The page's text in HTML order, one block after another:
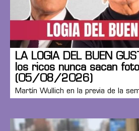
LA LOGIA DEL BUEN
los ricos nunca sacan
(05/08/2026)
Martín Wullich en la previa de la